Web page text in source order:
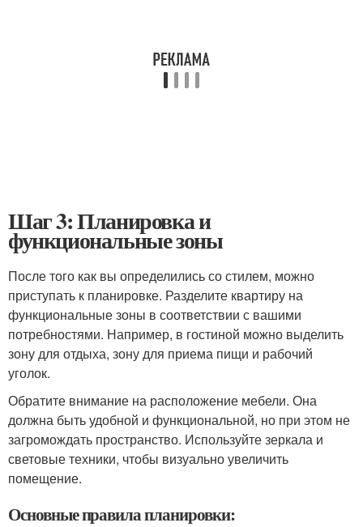
Шаг 3: Планировка и
функциональные зоны
После того как вы определились со стилем, можно
приступать к планировке. Разделите квартиру на
функциональные зоны в соответствии с вашими
потребностями. Например, в гостиной можно выделить
зону для отдыха, зону для приема пищи и рабочий
уголок.
Обратите внимание на расположение мебели. Она
должна быть удобной и функциональной, но при этом не
загромождать пространство. Используйте зеркала и
световые техники, чтобы визуально увеличить
помещение.
Основные правила планировки: